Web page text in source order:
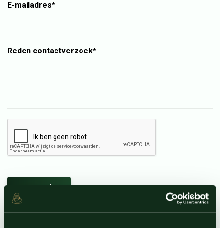
E-mailadres*
Reden contactverzoek*